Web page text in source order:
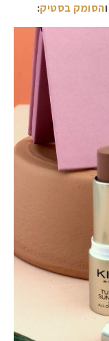
והסומק בסטיק: